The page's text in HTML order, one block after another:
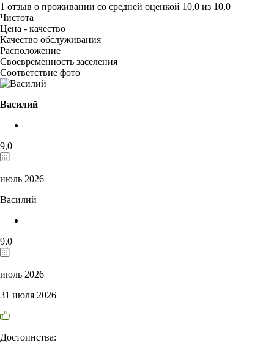
1 отзыв о проживании со средней оценкой 10,0 из 10,0
Чистота
Цена - качество
Качество обслуживания
Расположение
Своевременность заселения
Соответствие фото
Василий
9,0
июль 2026
Василий
9,0
июль 2026
31 июля 2026
Достоинства: